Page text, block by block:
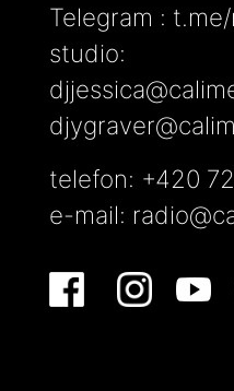
Telegram :
studio:
telefon: +420
e-mail: